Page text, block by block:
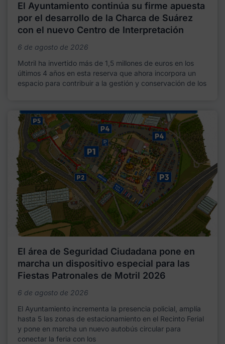
El Ayuntamiento continúa su firme apuesta
por el desarrollo de la Charca de Suárez
con el nuevo Centro de Interpretación
6 de agosto de 2026
Motril ha invertido más de 1,5 millones de euros en los
últimos 4 años en esta reserva que ahora incorpora un
espacio para contribuir a la gestión y conservación de los
El área de Seguridad Ciudadana pone en
marcha un dispositivo especial para las
Fiestas Patronales de Motril 2026
6 de agosto de 2026
El Ayuntamiento incrementa la presencia policial, amplía
hasta 5 las zonas de estacionamiento en el Recinto Ferial
y pone en marcha un nuevo autobús circular para
conectar la feria con los